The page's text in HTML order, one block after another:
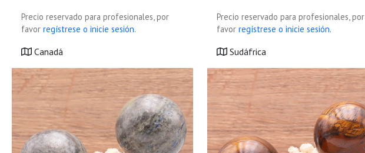
Precio reservado para profesionales, por
favor regístrese o inicie sesión.
Canadá
Precio reservado para profesionales, por
favor regístrese o inicie sesión.
Sudáfrica